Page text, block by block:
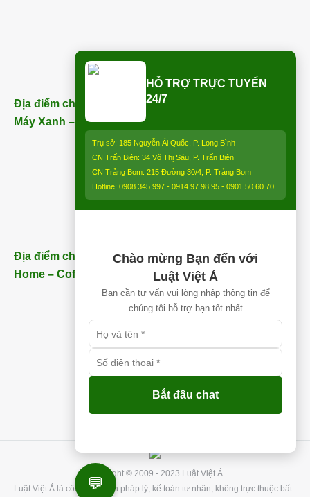
Địa điểm chi nhánh Trảng Bom (ngay bên cạnh Điện
Máy Xanh – Trảng Bom) – ĐT:
Địa điểm chi nhánh Nhơn Trạch (Gần Thăng Long
Home – Coffee) – ĐT:
0913 850 997
Copyright © 2009 - 2023 Luật Việt Á
Luật Việt Á là công ty tư vấn pháp lý, kế toán tư nhân, không trực thuộc bất
HỖ TRỢ TRỰC TUYẾN
24/7
Trụ sở: 185 Nguyễn Ái Quốc, P. Long Bình
CN Trấn Biên: 34 Võ Thị Sáu, P. Trấn Biên
CN Trảng Bom: 215 Đường 30/4, P. Trảng Bom
Hotline: 0908 345 997 - 0914 97 98 95 - 0901 50 60 70
Chào mừng Bạn đến với
Luật Việt Á
Bạn cần tư vấn vui lòng nhập thông tin để
chúng tôi hỗ trợ bạn tốt nhất
Bắt đầu chat
💬